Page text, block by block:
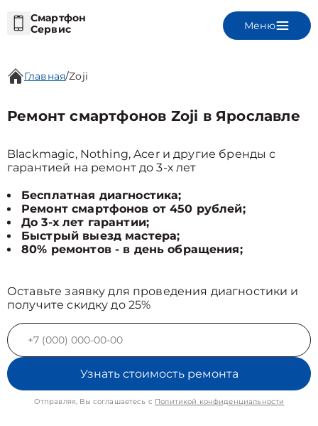
Смартфон
Сервис
Меню
Главная/Zoji
Ремонт смартфонов Zoji в Ярославле
Blackmagic, Nothing, Acer и другие бренды с
гарантией на ремонт до 3-х лет
Бесплатная диагностика;
Ремонт смартфонов от 450 рублей;
До 3-х лет гарантии;
Быстрый выезд мастера;
80% ремонтов - в день обращения;
Оставьте заявку для проведения диагностики и
получите скидку до 25%
Узнать стоимость ремонта
Отправляя, Вы соглашаетесь с Политикой конфиденциальности